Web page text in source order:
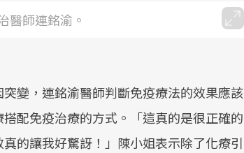
醫師連銘渝。
變，連銘渝醫師判斷免疫療法的效果應該
配免疫治療的方式。「這真的是很正確的
的讓我好驚訝！」陳小姐表示除了化療引